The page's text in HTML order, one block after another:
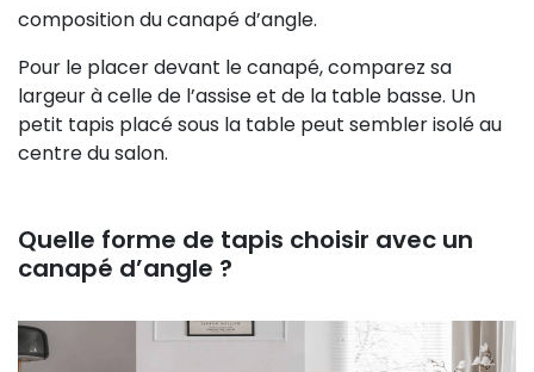
composition du canapé d’angle.
Pour le placer devant le canapé, comparez sa
largeur à celle de l’assise et de la table basse. Un
petit tapis placé sous la table peut sembler isolé au
centre du salon.
Quelle forme de tapis choisir avec un
canapé d’angle ?